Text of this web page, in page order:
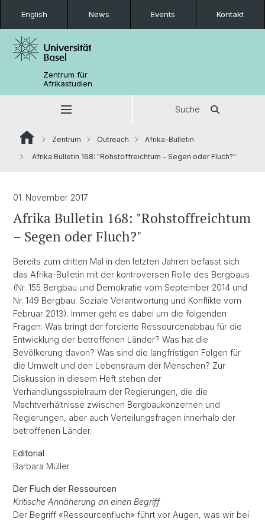
English News Events Kontakt
Zentrum für
Afrikastudien
Suche
Zentrum Outreach
Afrika-Bulletin
Afrika Bulletin 168: "Rohstoffreichtum – Segen oder Fluch?"
01. November 2017
Afrika Bulletin 168: "Rohstoffreichtum
– Segen oder Fluch?"
Bereits zum dritten Mal in den letzten Jahren befasst sich
das Afrika-Bulletin mit der kontroversen Rolle des Bergbaus
(Nr. 155 Bergbau und Demokratie vom September 2014 und
Nr. 149 Bergbau: Soziale Verantwortung und Konflikte vom
Februar 2013). Immer geht es dabei um die folgenden
Fragen: Was bringt der forcierte Ressourcenabbau für die
Entwicklung der betroffenen Länder? Was hat die
Bevölkerung davon? Was sind die langfristigen Folgen für
die Umwelt und den Lebensraum der Menschen? Zur
Diskussion in diesem Heft stehen der
Verhandlungsspielraum der Regierungen, die die
Machtverhältnisse zwischen Bergbaukonzernen und
Regierungen, aber auch Verteilungsfragen innerhalb der
betroffenen Länder.
Editorial
Barbara Müller
Der Fluch der Ressourcen
Kritische Annäherung an einen Begriff
Der Begriff «Ressourcenfluch» führt vor Augen, was wir bei